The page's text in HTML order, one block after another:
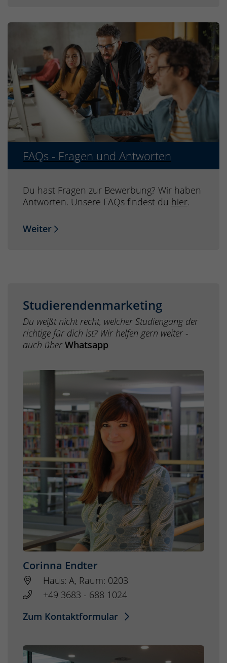
FAQs - Fragen und Antworten
Du hast Fragen zur Bewerbung? Wir haben
Antworten. Unsere FAQs findest du hier.
Weiter
Studierendenmarketing
Du weißt nicht recht, welcher Studiengang der
richtige für dich ist? Wir helfen gern weiter -
auch über Whatsapp
Corinna Endter
Haus: A, Raum: 0203
+49 3683 - 688 1024
Zum Kontaktformular